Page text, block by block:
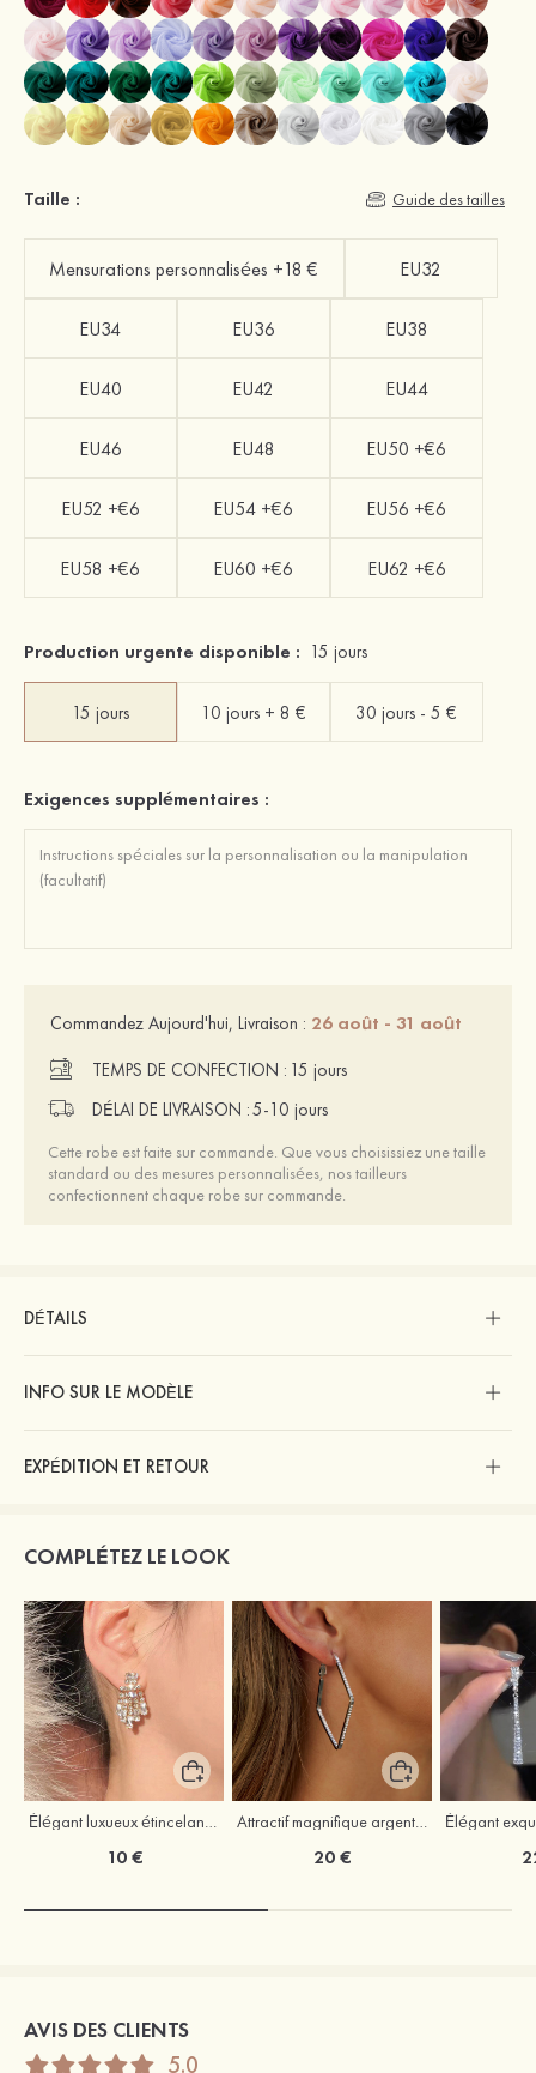
Taille : Guide des tailles
Mensurations personnalisées +18 € EU32
EU34 EU36 EU38
EU40 EU42 EU44
EU46 EU48 EU50 +€6
EU52 +€6 EU54 +€6 EU56 +€6
EU58 +€6 EU60 +€6 EU62 +€6
Production urgente disponible : 15 jours
15 jours 10 jours + 8 € 30 jours - 5 €
Exigences supplémentaires :
Commandez Aujourd'hui, Livraison : 26 août - 31 août
TEMPS DE CONFECTION : 15 jours
DÉLAI DE LIVRAISON :5-10 jours
Cette robe est faite sur commande. Que vous choisissiez une taille
standard ou des mesures personnalisées, nos tailleurs
confectionnent chaque robe sur commande.
DÉTAILS
INFO SUR LE MODÈLE
EXPÉDITION ET RETOUR
COMPLÉTEZ LE LOOK
Élégant luxueux étincelant zircon boucles d'oreilles
10 €
Attractif magnifique argent s925 zircon boucles d'oreilles
20 €
AVIS DES CLIENTS
5.0